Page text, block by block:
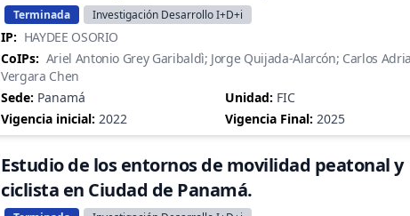
Terminada Investigación Desarrollo I+D+i
IP: HAYDEE OSORIO
CoIPs: Ariel Antonio Grey Garibaldì; Jorge Quijada-Alarcón; Carlos
Vergara Chen
Sede: Panamá Unidad: FIC
Vigencia inicial: 2022 Vigencia Final: 2025
Estudio de los entornos de movilidad peatonal y
ciclista en Ciudad de Panamá.